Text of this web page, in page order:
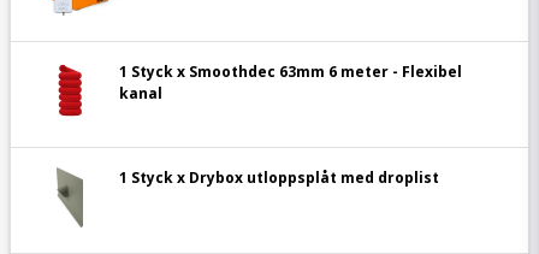
1 Styck x Smoothdec 63mm 6 meter - Flexibel
kanal
1 Styck x Drybox utloppsplåt med droplist